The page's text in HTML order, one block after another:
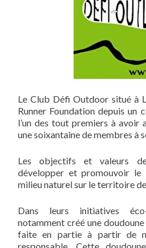
Le Club Défi Outdoor situé à
Runner Foundation depuis un
l’un des tout premiers à avoir
une soixantaine de membres à
Les objectifs et valeurs
développer et promouvoir
milieu naturel sur le territoire
Dans leurs initiatives
notamment créé une
faite en partie à partir de